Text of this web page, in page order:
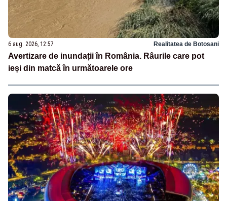
6 aug. 2026, 12:57 Realitatea de Botosani
Avertizare de inundații în România. Râurile care pot
ieși din matcă în următoarele ore